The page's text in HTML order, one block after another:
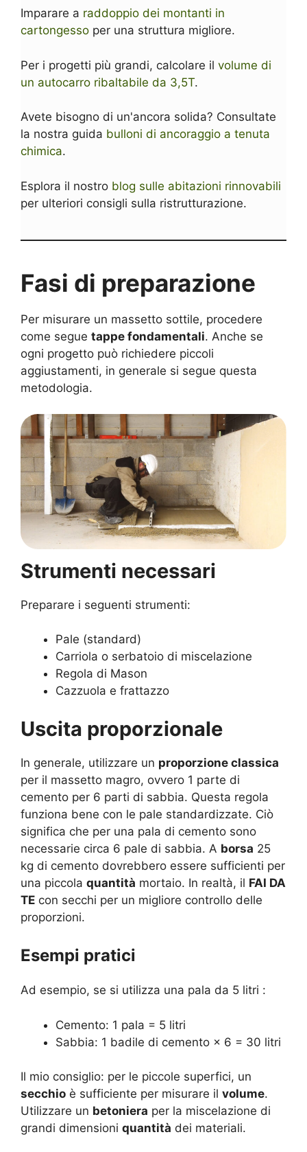
Imparare a raddoppio dei montanti in
cartongesso per una struttura migliore.
Per i progetti più grandi, calcolare il volume di
un autocarro ribaltabile da 3,5T.
Avete bisogno di un'ancora solida? Consultate
la nostra guida bulloni di ancoraggio a tenuta
chimica.
Esplora il nostro blog sulle abitazioni rinnovabili
per ulteriori consigli sulla ristrutturazione.
Fasi di preparazione
Per misurare un massetto sottile, procedere
come segue tappe fondamentali. Anche se
ogni progetto può richiedere piccoli
aggiustamenti, in generale si segue questa
metodologia.
Strumenti necessari
Preparare i seguenti strumenti:
Pale (standard)
Carriola o serbatoio di miscelazione
Regola di Mason
Cazzuola e frattazzo
Uscita proporzionale
In generale, utilizzare un proporzione classica
per il massetto magro, ovvero 1 parte di
cemento per 6 parti di sabbia. Questa regola
funziona bene con le pale standardizzate. Ciò
significa che per una pala di cemento sono
necessarie circa 6 pale di sabbia. A borsa 25
kg di cemento dovrebbero essere sufficienti per
una piccola quantità mortaio. In realtà, il FAI DA
TE con secchi per un migliore controllo delle
proporzioni.
Esempi pratici
Ad esempio, se si utilizza una pala da 5 litri :
Cemento: 1 pala = 5 litri
Sabbia: 1 badile di cemento × 6 = 30 litri
Il mio consiglio: per le piccole superfici, un
secchio è sufficiente per misurare il volume.
Utilizzare un betoniera per la miscelazione di
grandi dimensioni quantità dei materiali.